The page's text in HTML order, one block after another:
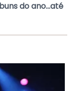
do ano...até